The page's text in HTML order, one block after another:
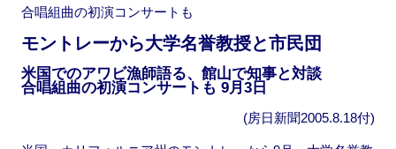
合唱組曲の初演コンサートも
モントレーから大学名誉教授と市民団
米国でのアワビ漁師語る、館山で知事と対談
合唱組曲の初演コンサートも 9月3日
(房日新聞2005.8.18付)